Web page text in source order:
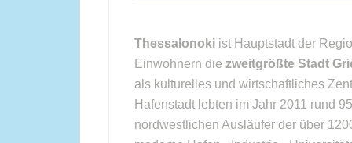
Thessalonoki ist Hauptstadt der
Einwohnern die zweitgrößte Stadt
als kulturelles und wirtschaftliches
Hafenstadt lebten im Jahr 2011 rund
nordwestlichen Ausläufer der über